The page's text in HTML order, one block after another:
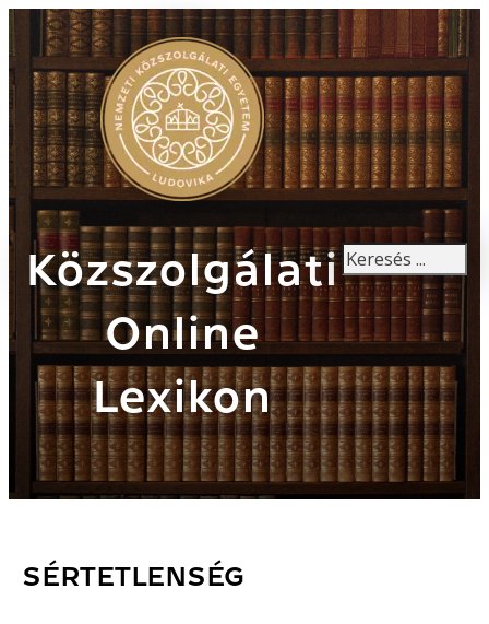
Közszolgálati
Online
Lexikon
Keresés
SÉRTETLENSÉG